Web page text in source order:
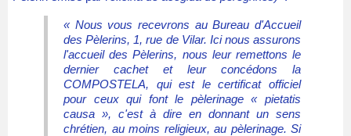
« Nous vous recevrons au Bureau d'Accueil
des Pèlerins, 1, rue de Vilar. Ici nous assurons
l'accueil des Pèlerins, nous leur remettons le
dernier cachet et leur concédons la
COMPOSTELA, qui est le certificat officiel
pour ceux qui font le pèlerinage « pietatis
causa », c'est à dire en donnant un sens
chrétien, au moins religieux, au pèlerinage. Si